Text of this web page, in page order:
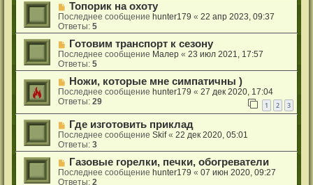
Топорик на охоту
Последнее сообщение hunter179 «22 апр 2023, 09:37
Ответы:5
Готовим транспорт к сезону
Последнее сообщение Малер «23 июл 2021, 17:57
Ответы:5
Ножи, которые мне симпатичны )
Последнее сообщение hunter179 «27 дек 2020, 17:04
Ответы:29 1 2 3
Где изготовить приклад
Последнее сообщениеSkif«22 дек 2020, 05:01
Ответы:3
Газовые горелки, печки, обогреватели
Последнее сообщение hunter179 «07 июн 2020, 09:27
Ответы:2